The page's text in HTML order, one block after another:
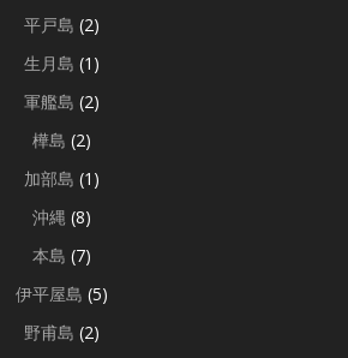
平戸島 (2)
生月島 (1)
軍艦島 (2)
樺島 (2)
加部島 (1)
沖縄 (8)
本島 (7)
伊平屋島 (5)
野甫島 (2)